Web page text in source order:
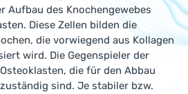
Aufbau des Knochengewebes
Diese Zellen bilden die
die vorwiegend aus Kollagen
wird. Die Gegenspieler der
die für den Abbau
sind. Je stabiler bzw.